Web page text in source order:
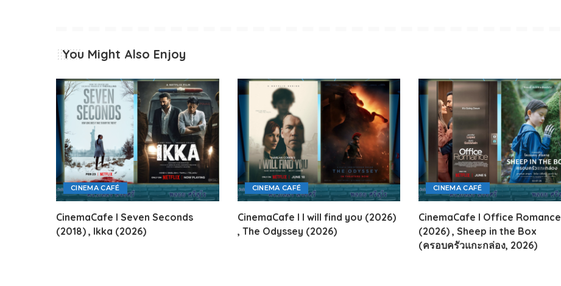
You Might Also Enjoy
CINEMA CAFÉ
CinemaCafe l Seven Seconds
(2018) , Ikka (2026)
CINEMA CAFÉ
CinemaCafe l I will find you (2026)
, The Odyssey (2026)
CINEMA CAFÉ
CinemaCafe l Office Romance
(2026) , Sheep in the Box
(ครอบครัวแกะกล่อง, 2026)